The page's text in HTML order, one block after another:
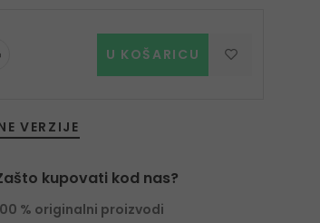
U KOŠARICU
VERZIJE
kupovati kod nas?
% originalni proizvodi